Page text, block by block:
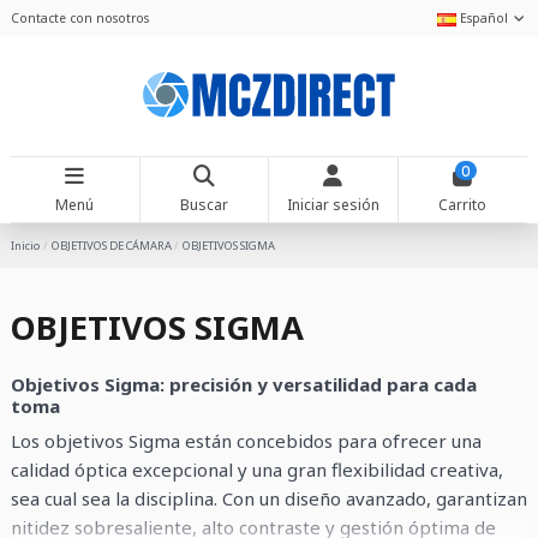
Contacte con nosotros Español
Menú Buscar Iniciar sesión
0
Carrito
Inicio OBJETIVOS DE CÁMARA OBJETIVOS SIGMA
OBJETIVOS SIGMA
Objetivos Sigma: precisión y versatilidad para cada
toma
Los objetivos Sigma están concebidos para ofrecer una
calidad óptica excepcional y una gran flexibilidad creativa,
sea cual sea la disciplina. Con un diseño avanzado, garantizan
nitidez sobresaliente, alto contraste y gestión óptima de